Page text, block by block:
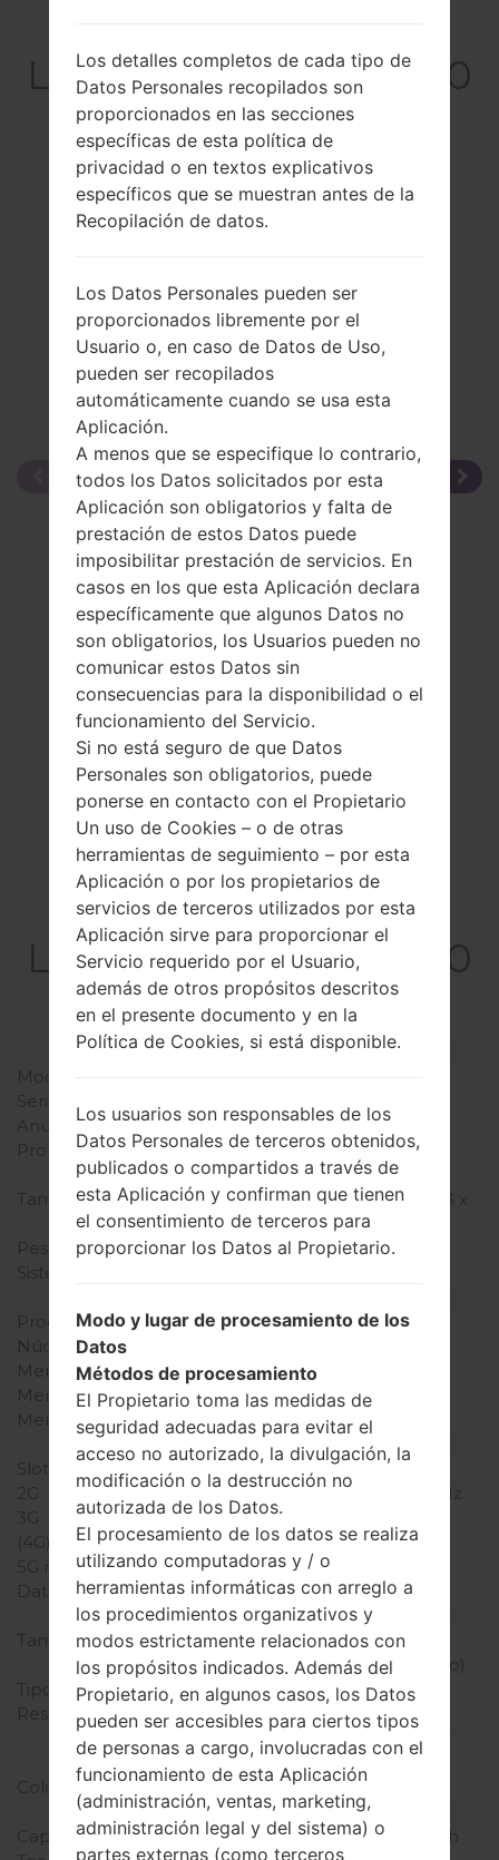
LGB2050GO(LGB2050
GO)
La especificación
LGB2050GO(LGB2050
GO)
Modelo y sus características
Modelo
Serie
Anunciado
2005
Profundidad
15.9 milímetros (0.63
pulgadas)
Tamaño (dimensiones)
105 x 44 milímetros (4.13 x
1.73 pulgadas)
Peso
72 gramos (2.54 onzas)
Sistema de operación
Procesador
-
Núcleos de UCP
Memoria RAM
-
Memoria interna
1.4MB
Memoria externa
-
Red y Datos
Slot de tarjeta
1 Mini-SIM
2G
GSM 900/1800/1900 MHz
3G
-
(4G) LTE
5G network
-
Datos
GPRS
Pantalla
Tamaño de la pantalla
1.5 pulgadas (~15.7%
relación pantalla-cuerpo)
Tipo de Pantalla
CSN
Resolución de Pantalla
128 x 128 píxeles (~121
densidad de píxeles por
pulgada)
Colores de pantalla
65K colores
Batería y Teclado
Capacidad de batería
Extraíble Li-Ion 780 mAh
Los detalles completos de cada tipo de
Datos Personales recopilados son
proporcionados en las secciones
específicas de esta política de
privacidad o en textos explicativos
específicos que se muestran antes de la
Recopilación de datos.
Los Datos Personales pueden ser
proporcionados libremente por el
Usuario o, en caso de Datos de Uso,
pueden ser recopilados
automáticamente cuando se usa esta
Aplicación.
A menos que se especifique lo contrario,
todos los Datos solicitados por esta
Aplicación son obligatorios y falta de
prestación de estos Datos puede
imposibilitar prestación de servicios. En
casos en los que esta Aplicación declara
específicamente que algunos Datos no
son obligatorios, los Usuarios pueden no
comunicar estos Datos sin
consecuencias para la disponibilidad o el
funcionamiento del Servicio.
Si no está seguro de que Datos
Personales son obligatorios, puede
ponerse en contacto con el Propietario
Un uso de Cookies – o de otras
herramientas de seguimiento – por esta
Aplicación o por los propietarios de
servicios de terceros utilizados por esta
Aplicación sirve para proporcionar el
Servicio requerido por el Usuario,
además de otros propósitos descritos
en el presente documento y en la
Política de Cookies, si está disponible.
Los usuarios son responsables de los
Datos Personales de terceros obtenidos,
publicados o compartidos a través de
esta Aplicación y confirman que tienen
el consentimiento de terceros para
proporcionar los Datos al Propietario.
Modo y lugar de procesamiento de los
Datos
Métodos de procesamiento
El Propietario toma las medidas de
seguridad adecuadas para evitar el
acceso no autorizado, la divulgación, la
modificación o la destrucción no
autorizada de los Datos.
El procesamiento de los datos se realiza
utilizando computadoras y / o
herramientas informáticas con arreglo a
los procedimientos organizativos y
modos estrictamente relacionados con
los propósitos indicados. Además del
Propietario, en algunos casos, los Datos
pueden ser accesibles para ciertos tipos
de personas a cargo, involucradas con el
funcionamiento de esta Aplicación
(administración, ventas, marketing,
administración legal y del sistema) o
partes externas (como terceros